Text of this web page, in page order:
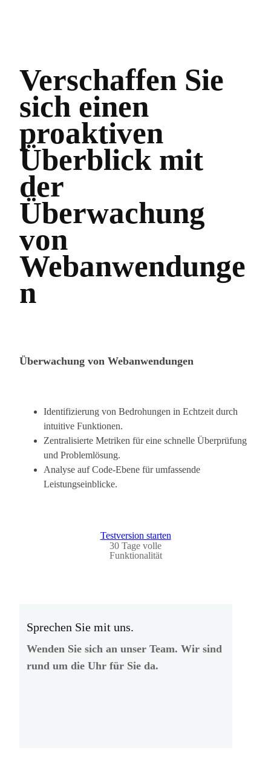
Verschaffen Sie
sich einen
proaktiven
Überblick mit
der
Überwachung
von
Webanwendunge
n
Überwachung von Webanwendungen
Identifizierung von Bedrohungen in Echtzeit durch
intuitive Funktionen.
Zentralisierte Metriken für eine schnelle Überprüfung
und Problemlösung.
Analyse auf Code-Ebene für umfassende
Leistungseinblicke.
Testversion starten
30 Tage volle
Funktionalität
Sprechen Sie mit uns.
Wenden Sie sich an unser Team. Wir sind
rund um die Uhr für Sie da.